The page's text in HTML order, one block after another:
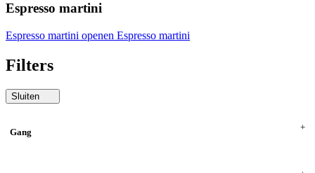
Espresso martini
Espresso martini openen Espresso martini
Filters
Sluiten
Gang